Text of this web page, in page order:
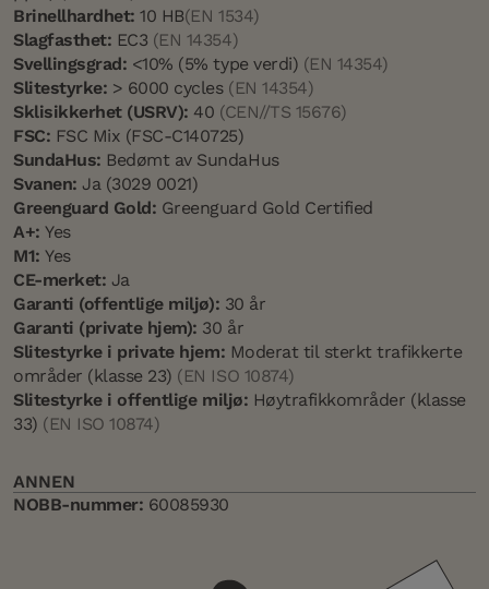
Brinellhardhet: 10 HB(EN 1534)
Slagfasthet: EC3 (EN 14354)
Svellingsgrad: <10% (5% type verdi) (EN 14354)
Slitestyrke: > 6000 cycles (EN 14354)
Sklisikkerhet (USRV): 40 (CEN//TS 15676)
FSC: FSC Mix (FSC-C140725)
SundaHus: Bedømt av SundaHus
Svanen: Ja (3029 0021)
Greenguard Gold: Greenguard Gold Certified
A+: Yes
M1: Yes
CE-merket: Ja
Garanti (offentlige miljø): 30 år
Garanti (private hjem): 30 år
Slitestyrke i private hjem: Moderat til sterkt trafikkerte
områder (klasse 23) (EN ISO 10874)
Slitestyrke i offentlige miljø: Høytrafikkområder (klasse
33) (EN ISO 10874)
ANNEN
NOBB-nummer: 60085930